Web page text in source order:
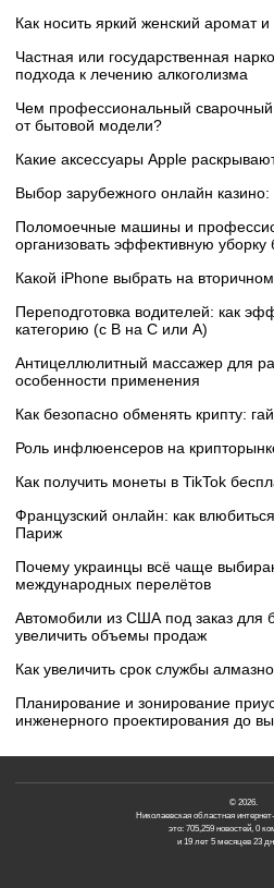
Как носить яркий женский аромат
Частная или государственная
подхода к лечению алкоголизма
Чем профессиональный сварочный
от бытовой модели?
Какие аксессуары Apple
Выбор зарубежного онлайн
Поломоечные машины и
организовать эффективную уборку
Какой iPhone выбрать на
Переподготовка водителей: как
категорию (с B на C или А)
Антицеллюлитный массажер для
особенности применения
Как безопасно обменять крипту:
Роль инфлюенсеров на
Как получить монеты в TikTok
Французский онлайн: как
Париж
Почему украинцы всё чаще
международных перелётов
Автомобили из США под заказ для
увеличить объемы продаж
Как увеличить срок службы
Планирование и зонирование
инженерного проектирования до
© 2026.
Николаевская областная
это: 705,259 новостей, 0
и 19 лет 5 месяцев 23